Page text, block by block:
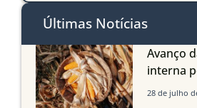
Últimas Notícias
Avanço
interna
28 de julho